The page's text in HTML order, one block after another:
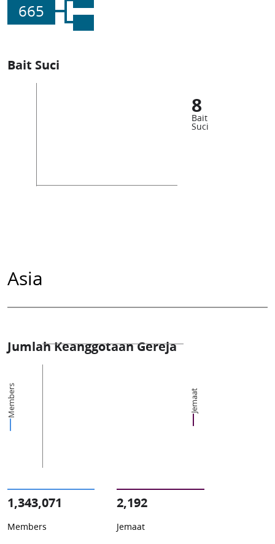
665
Bait Suci
8
Bait
Suci
Asia
Jumlah Keanggotaan Gereja
Members Jemaat
1,343,071
Members
2,192
Jemaat